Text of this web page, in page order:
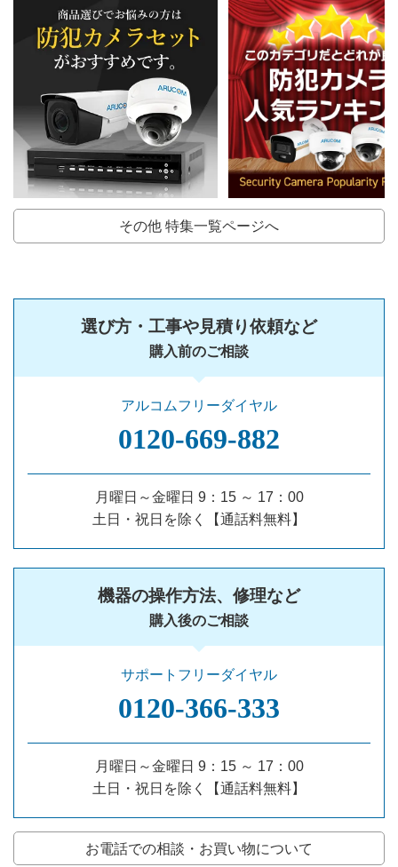
その他 特集一覧ページへ
選び方・工事や見積り依頼など
購入前のご相談
アルコムフリーダイヤル
0120‐669‐882
月曜日～金曜日 9：15 ～ 17：00
土日・祝日を除く【通話料無料】
機器の操作方法、修理など
購入後のご相談
サポートフリーダイヤル
0120‐366‐333
月曜日～金曜日 9：15 ～ 17：00
土日・祝日を除く【通話料無料】
お電話での相談・お買い物について